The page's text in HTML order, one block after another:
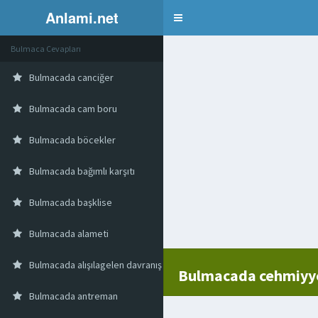
Anlami.net Bulmaca
Bulmacada
Bulmaca Cevapları
Bulmacada canciğer
Bulmacada cam boru
Bulmacada böcekler
Bulmacada bağımlı karşıtı
Bulmacada başklise
Bulmacada alameti
Bulmacada alışılagelen davranış biçimi
Bulmacada antreman